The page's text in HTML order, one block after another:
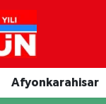
Afyonkarahisar